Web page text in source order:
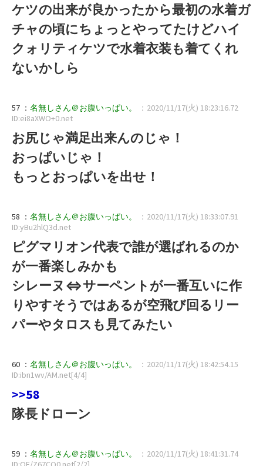
ケツの出来が良かったから最初の水着ガ
チャの頃にちょっとやってたけどハイ
クォリティケツで水着衣装も着てくれ
ないかしら
57 ： 名無しさん＠お腹いっぱい。
：2020/11/17(火) 18:23:16.72
ID:ei8aXWO+0.net
お尻じゃ満足出来んのじゃ！
おっぱいじゃ！
もっとおっぱいを出せ！
58 ： 名無しさん＠お腹いっぱい。
：2020/11/17(火) 18:33:07.91
ID:yBu2hlQ3d.net
ピグマリオン代表で誰が選ばれるのか
が一番楽しみかも
シレーヌ⇔サーペントが一番互いに作
りやすそうではあるが空飛び回るリー
パーやタロスも見てみたい
60 ： 名無しさん＠お腹いっぱい。
：2020/11/17(火) 18:42:54.15
ID:ibn1wv/AM.net[4/4]
>>58
隊長ドローン
59 ： 名無しさん＠お腹いっぱい。
：2020/11/17(火) 18:41:31.74